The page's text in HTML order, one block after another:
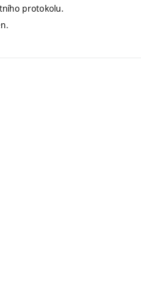
protokolu.